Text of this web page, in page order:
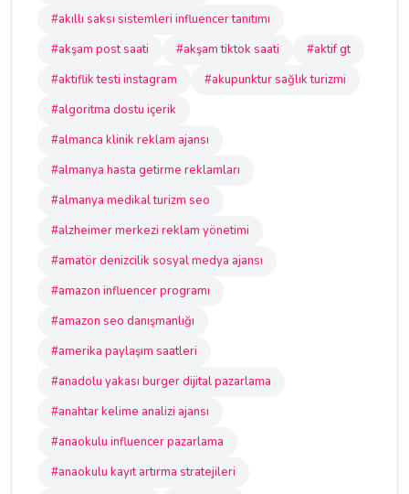
#akıllı saksı sistemleri influencer tanıtımı
#akşam post saati
#akşam tiktok saati
#aktif gt
#aktiflik testi instagram
#akupunktur sağlık turizmi
#algoritma dostu içerik
#almanca klinik reklam ajansı
#almanya hasta getirme reklamları
#almanya medikal turizm seo
#alzheimer merkezi reklam yönetimi
#amatör denizcilik sosyal medya ajansı
#amazon influencer programı
#amazon seo danışmanlığı
#amerika paylaşım saatleri
#anadolu yakası burger dijital pazarlama
#anahtar kelime analizi ajansı
#anaokulu influencer pazarlama
#anaokulu kayıt artırma stratejileri